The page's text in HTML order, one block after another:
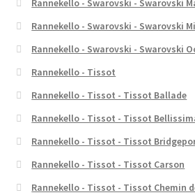
Rannekello - Swarovski - Swarovski
Rannekello - Swarovski - Swarovski
Rannekello - Swarovski - Swarovski
Rannekello - Tissot
Rannekello - Tissot - Tissot Ballade
Rannekello - Tissot - Tissot
Rannekello - Tissot - Tissot
Rannekello - Tissot - Tissot Carson
Rannekello - Tissot - Tissot Chemin